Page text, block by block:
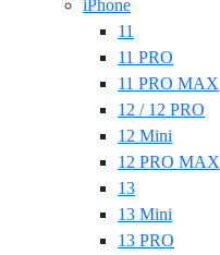
iPhone
11
11 PRO
11 PRO MAX
12 / 12 PRO
12 Mini
12 PRO MAX
13
13 Mini
13 PRO